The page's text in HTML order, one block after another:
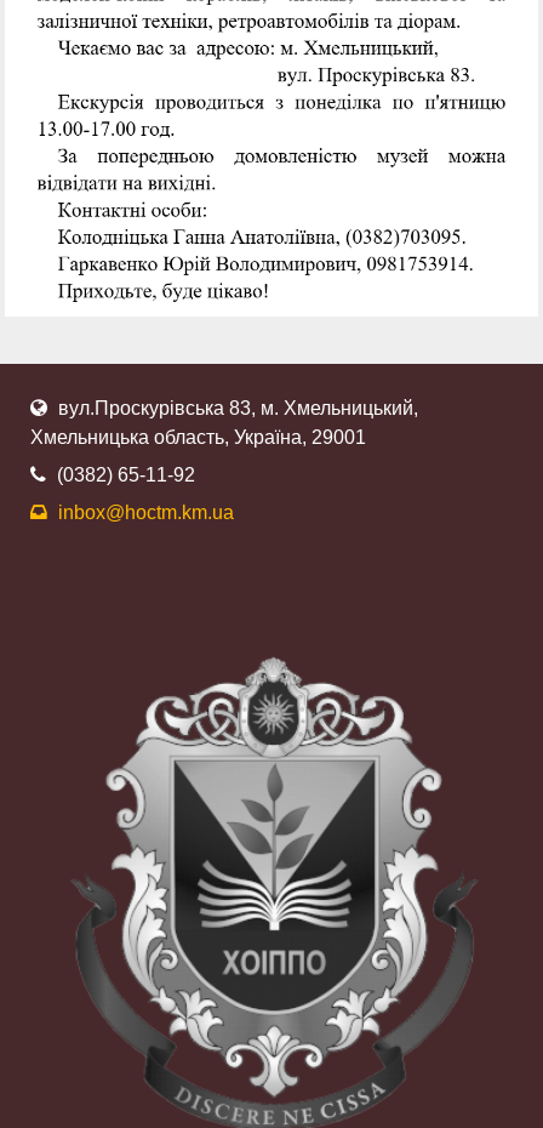
вул.Проскурівська 83, м. Хмельницький,
Хмельницька область, Україна, 29001
(0382) 65-11-92
inbox@hoctm.km.ua